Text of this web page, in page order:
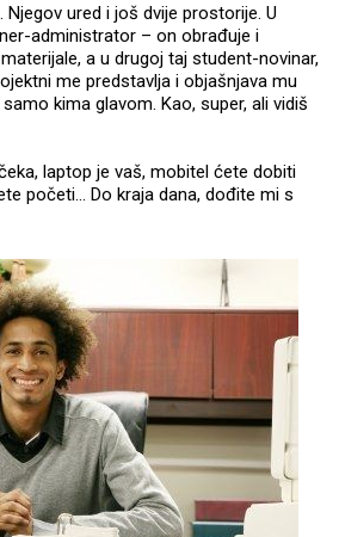
Njegov ured i još dvije prostorije. U
administrator – on obrađuje i
a u drugoj taj student-novinar,
me predstavlja i objašnjava mu
kima glavom. Kao, super, ali vidiš
laptop je vaš, mobitel ćete dobiti
početi... Do kraja dana, dođite mi s